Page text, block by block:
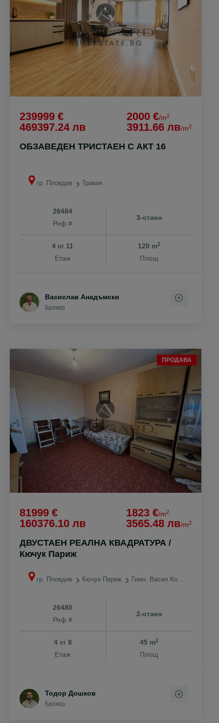
239999 €
469397.24 лв
2000 €/m2
3911.66 лв/m2
ОБЗАВЕДЕН ТРИСТАЕН С АКТ 16
гр. Пловдив Тракия
26484
Реф #
3-стаен
4 от 11
Етаж
120 m2
Площ
Васислав Анадъмски
Брокер
ПРОДАВА
81999 €
160376.10 лв
1823 €/m2
3565.48 лв/m2
ДВУСТАЕН РЕАЛНА КВАДРАТУРА /
Кючук Париж
гр. Пловдив Кючук Париж Гимн. Васил Коларов
26480
Реф #
2-стаен
4 от8
Етаж
45 m2
Площ
Тодор Дошков
Брокер